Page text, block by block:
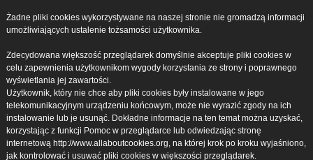
Żadne pliki cookies wykorzystywane na naszej stronie nie gromadzą informacji
umożliwiających ustalenie tożsamości użytkownika.
Zdecydowana większość przeglądarek domyślnie akceptuje pliki cookies w
celu zapewnienia użytkownikom wygody korzystania ze strony i poprawnego
wyświetlania jej zawartości.
Użytkownik, który nie chce aby pliki cookies były instalowane w jego
telekomunikacyjnym urządzeniu końcowym, może nie wyrazić zgody na ich
instalowanie lub je usunąć. Dokładne informacje na ten temat można uzyskać,
korzystając z funkcji Pomoc w przeglądarce lub odwiedzając stronę
internetową http://www.allaboutcookies.org, na której krok po kroku wyjaśniono,
jak kontrolować i usuwać pliki cookies w większości przeglądarek.